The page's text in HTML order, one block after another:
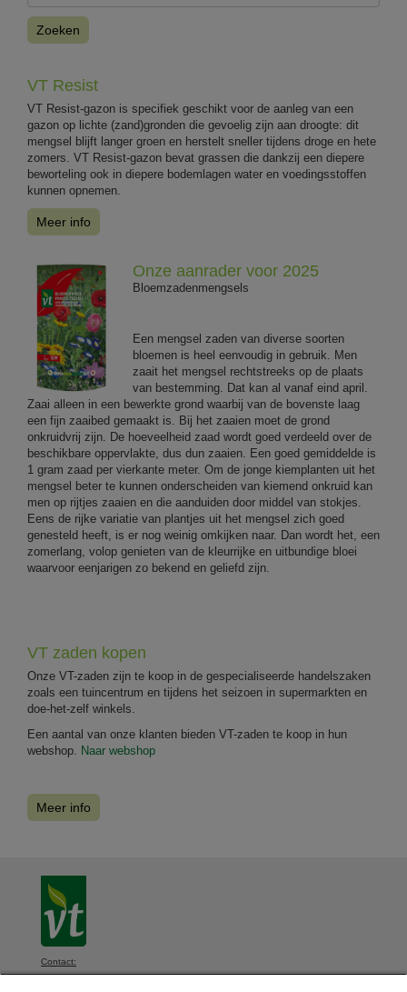
Zoeken
VT Resist
VT Resist-gazon is specifiek geschikt voor de aanleg van een
gazon op lichte (zand)gronden die gevoelig zijn aan droogte: dit
mengsel blijft langer groen en herstelt sneller tijdens droge en hete
zomers. VT Resist-gazon bevat grassen die dankzij een diepere
beworteling ook in diepere bodemlagen water en voedingsstoffen
kunnen opnemen.
Meer info
Onze aanrader voor 2025
Bloemzadenmengsels
Een mengsel zaden van diverse soorten
bloemen is heel eenvoudig in gebruik. Men
zaait het mengsel rechtstreeks op de plaats
van bestemming. Dat kan al vanaf eind april.
Zaai alleen in een bewerkte grond waarbij van de bovenste laag
een fijn zaaibed gemaakt is. Bij het zaaien moet de grond
onkruidvrij zijn. De hoeveelheid zaad wordt goed verdeeld over de
beschikbare oppervlakte, dus dun zaaien. Een goed gemiddelde is
1 gram zaad per vierkante meter. Om de jonge kiemplanten uit het
mengsel beter te kunnen onderscheiden van kiemend onkruid kan
men op rijtjes zaaien en die aanduiden door middel van stokjes.
Eens de rijke variatie van plantjes uit het mengsel zich goed
genesteld heeft, is er nog weinig omkijken naar. Dan wordt het, een
zomerlang, volop genieten van de kleurrijke en uitbundige bloei
waarvoor eenjarigen zo bekend en geliefd zijn.
VT zaden kopen
Onze VT-zaden zijn te koop in de gespecialiseerde handelszaken
zoals een tuincentrum en tijdens het seizoen in supermarkten en
doe-het-zelf winkels.
Een aantal van onze klanten bieden VT-zaden te koop in hun
webshop.
Naar webshop
Meer info
Contact: